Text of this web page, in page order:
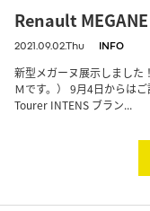
Renault MEGANE
2021.09.02.Thu INFO
新型メガーヌ展示しました
Ｍです。） 9月4日からは
Tourer INTENS ブラン...